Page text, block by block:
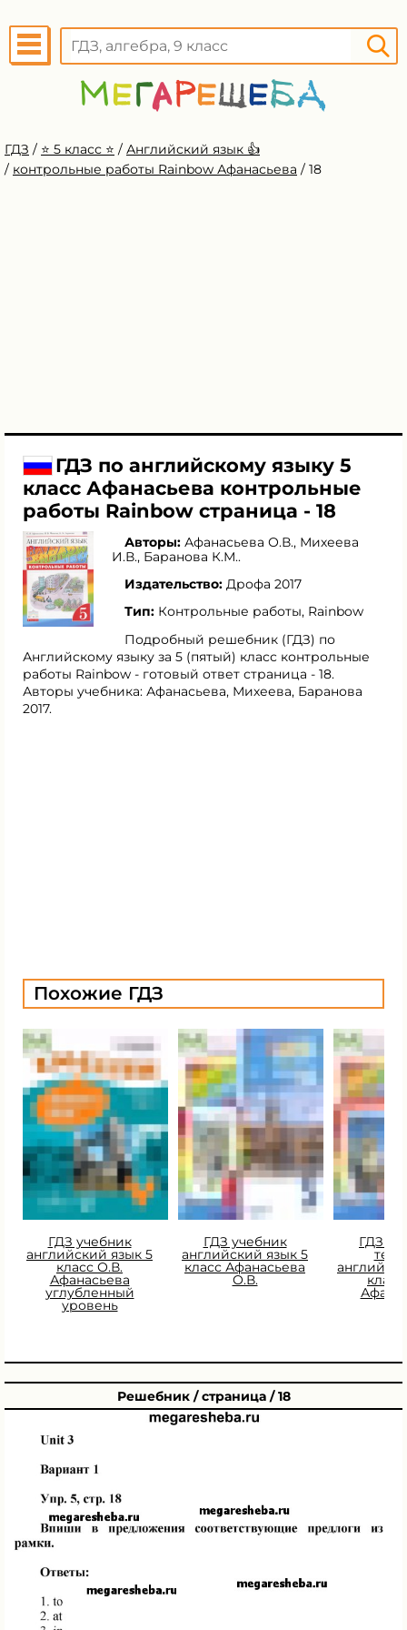
ГДЗ / ⭐️ 5 класс ⭐️ / Английский язык 👍
/ контрольные работы Rainbow Афанасьева / 18
ГДЗ по английскому языку 5
класс Афанасьева контрольные
работы Rainbow страница - 18
Авторы: Афанасьева О.В., Михеева
И.В., Баранова К.М..
Издательство: Дрофа 2017
Тип: Контрольные работы, Rainbow
Подробный решебник (ГДЗ) по
Английскому языку за 5 (пятый) класс контрольные
работы Rainbow - готовый ответ страница - 18.
Авторы учебника: Афанасьева, Михеева, Баранова
2017.
Похожие ГДЗ
ГДЗ учебник
английский язык 5
класс О.В.
Афанасьева
углубленный
уровень
ГДЗ учебник
английский язык 5
класс Афанасьева
О.В.
ГДЗ
Решебник / страница / 18